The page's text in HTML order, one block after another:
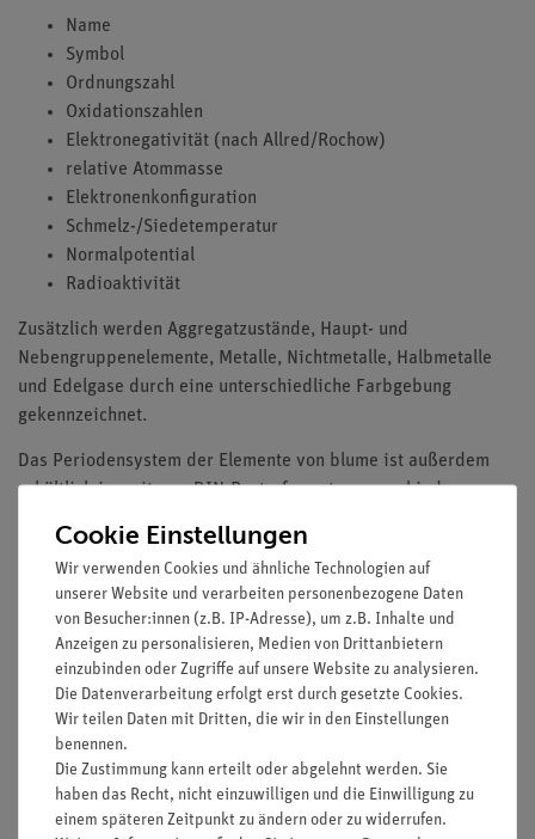
Name
Symbol
Ordnungszahl
Oxidationszahlen
Elektronegativität (nach Allred/Rochow)
relative Atommasse
Elektronenkonfiguration
Schmelz-/Siedetemperatur
Normalpotential
Radioaktivität
Zusätzlich werden Aggregatzustände, Haupt- und
Nebengruppenelemente, Metalle, Nichtmetalle, Halbmetalle
und Edelgase durch eine unterschiedliche Farbgebung
gekennzeichnet.
Das Periodensystem der Elemente von blume ist außerdem
erhältlich in weiteren DIN-Posterformaten, verschiedenen
Schwebeschienentafel), als Nachschlagewerk im DINA4-
Format mit über 2.850 Element-Daten sowie in einer
englischen Fassung.
Rückseite:
Überraschend anders präsentiert das neu entwickelte Bilder-
PSE von Prof. Hans-Jürgen Quadbeck-Seeger die interessante
und spannende Welt der Chemie. Mit frischen, brillanten
Bildern eröffnet es dem Betrachter durch konkrete
Anwendungsgebiete eine völlig neue Sicht auf die spannende
Cookie Einstellungen
Wir verwenden Cookies und ähnliche Technologien auf
unserer Website und verarbeiten personenbezogene Daten
von Besucher:innen (z.B. IP-Adresse), um z.B. Inhalte und
Anzeigen zu personalisieren, Medien von Drittanbietern
einzubinden oder Zugriffe auf unsere Website zu analysieren.
Die Datenverarbeitung erfolgt erst durch gesetzte Cookies.
Wir teilen Daten mit Dritten, die wir in den Einstellungen
benennen.
Die Zustimmung kann erteilt oder abgelehnt werden. Sie
haben das Recht, nicht einzuwilligen und die Einwilligung zu
einem späteren Zeitpunkt zu ändern oder zu widerrufen.